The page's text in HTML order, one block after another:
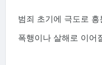
범죄 초기에 극도로
폭행이나 살해로 이어